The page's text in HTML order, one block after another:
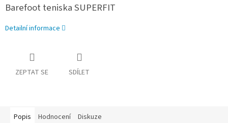
Barefoot teniska SUPERFIT
Detailní informace
ZEPTAT SE SDÍLET
Popis Hodnocení Diskuze